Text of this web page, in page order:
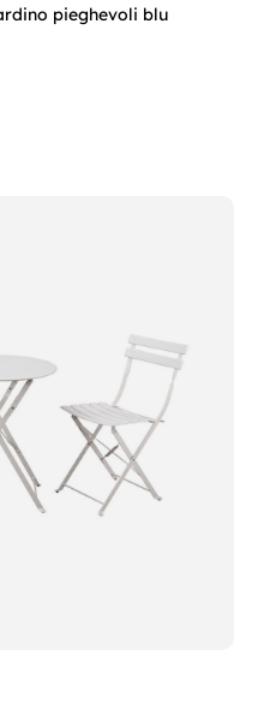
pieghevoli blu